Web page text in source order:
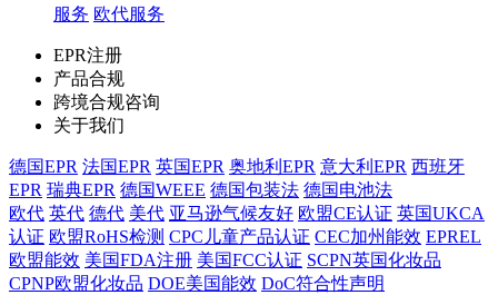
服务 欧代服务
EPR注册
产品合规
跨境合规咨询
关于我们
德国EPR 法国EPR 英国EPR 奥地利EPR 意大利EPR 西班牙
EPR 瑞典EPR 德国WEEE 德国包装法 德国电池法
欧代 英代 德代 美代 亚马逊气候友好 欧盟CE认证 英国UKCA
认证 欧盟RoHS检测 CPC儿童产品认证 CEC加州能效 EPREL
欧盟能效 美国FDA注册 美国FCC认证 SCPN英国化妆品
CPNP欧盟化妆品 DOE美国能效 DoC符合性声明